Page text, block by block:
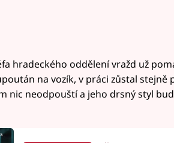
hradeckého oddělení vražd už
na vozík, v práci zůstal stejně
nic neodpouští a jeho drsný styl